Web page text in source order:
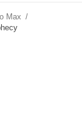
Max /